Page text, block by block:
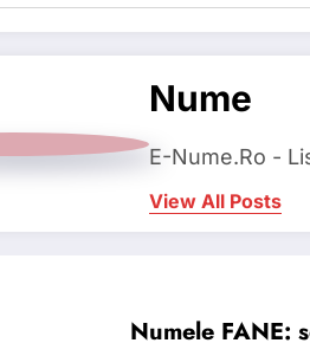
Nume
E-Nume.Ro -
View All Posts
Numele FANE: